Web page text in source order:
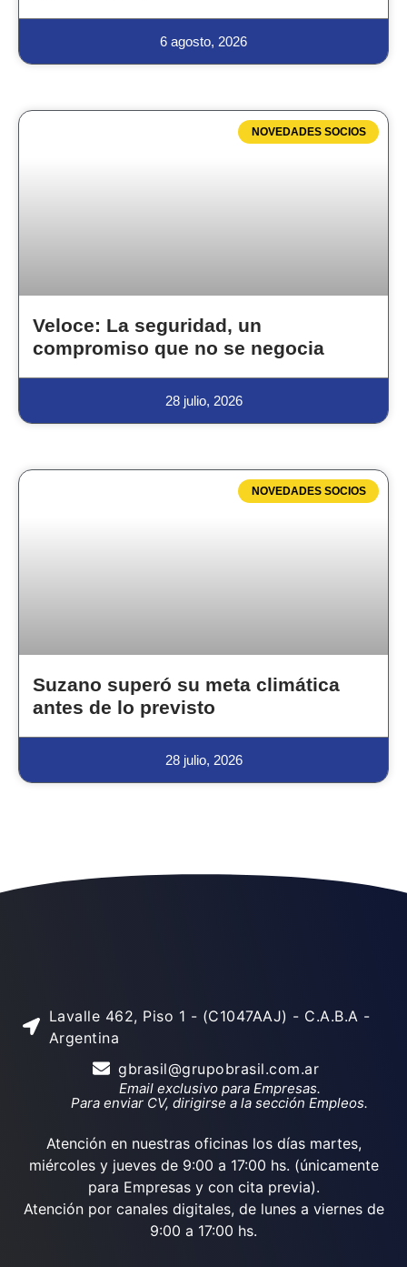
6 agosto, 2026
NOVEDADES SOCIOS
Veloce: La seguridad, un
compromiso que no se negocia
28 julio, 2026
NOVEDADES SOCIOS
Suzano superó su meta climática
antes de lo previsto
28 julio, 2026
Lavalle 462, Piso 1 - (C1047AAJ) - C.A.B.A -
Argentina
gbrasil@grupobrasil.com.ar
Email exclusivo para Empresas.
Para enviar CV, dirigirse a la sección Empleos.
Atención en nuestras oficinas los días martes,
miércoles y jueves de 9:00 a 17:00 hs. (únicamente
para Empresas y con cita previa).
Atención por canales digitales, de lunes a viernes de
9:00 a 17:00 hs.